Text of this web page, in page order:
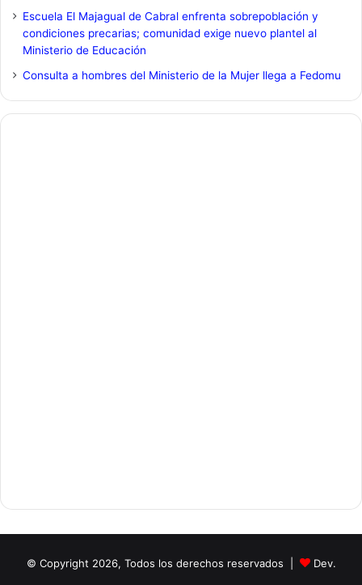
Escuela El Majagual de Cabral enfrenta sobrepoblación y
condiciones precarias; comunidad exige nuevo plantel al
Ministerio de Educación
Consulta a hombres del Ministerio de la Mujer llega a Fedomu
© Copyright 2026, Todos los derechos reservados |
Dev.